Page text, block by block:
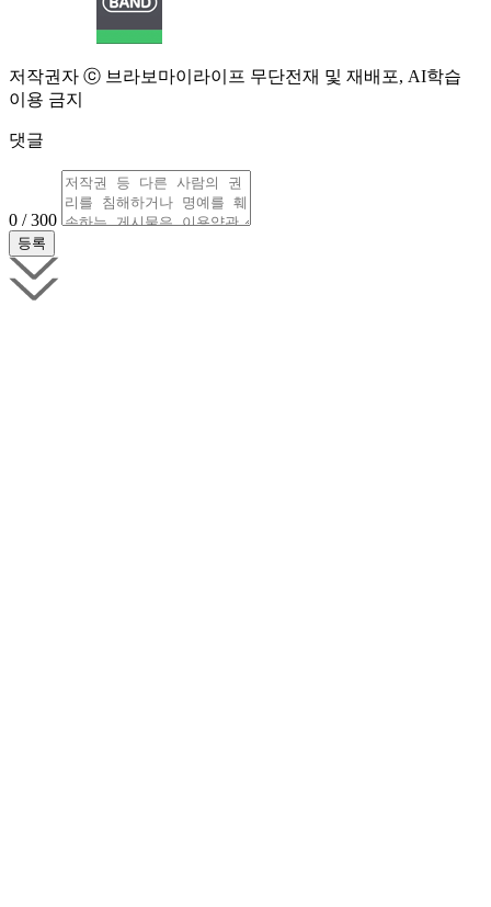
저작권자 ⓒ 브라보마이라이프 무단전재 및 재배포, AI학습
이용 금지
댓글
0 / 300